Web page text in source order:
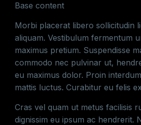
Base content
Morbi placerat libero sollicitudin
aliquam. Vestibulum fermentum
maximus pretium. Suspendisse
commodo nec pulvinar ut,
eu maximus dolor. Proin
mattis luctus. Curabitur eu felis
Cras vel quam ut metus facilisis
dignissim eu ipsum ac hendrerit.